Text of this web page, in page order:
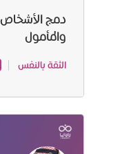
دمج الأشخاص
والمأمول
الثقة بالنفس